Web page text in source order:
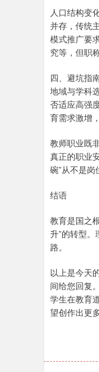
人口结构变
并存，传统
模式推广要
究等，但职
四、避坑指
地域与学科
否适应高强
育需求激增
教师职业既
真正的职业
碗”从不是岗
结语
教育是国之
升”的转型
路。
以上是今天
间给您回复
学生在教育
望创作出更